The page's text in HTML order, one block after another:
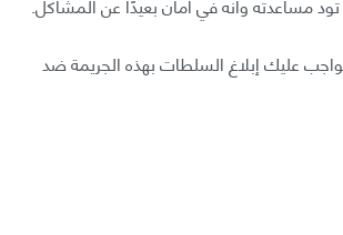
عليك إبلاغ السلطات بهذه الجريمة ضد